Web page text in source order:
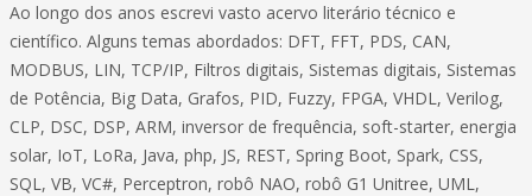
Ao longo dos anos escrevi vasto acervo literário técnico e
científico. Alguns temas abordados: DFT, FFT, PDS, CAN,
MODBUS, LIN, TCP/IP, Filtros digitais, Sistemas digitais, Sistemas
de Potência, Big Data, Grafos, PID, Fuzzy, FPGA, VHDL, Verilog,
CLP, DSC, DSP, ARM, inversor de frequência, soft-starter, energia
solar, IoT, LoRa, Java, php, JS, REST, Spring Boot, Spark, CSS,
SQL, VB, VC#, Perceptron, robô NAO, robô G1 Unitree, UML,